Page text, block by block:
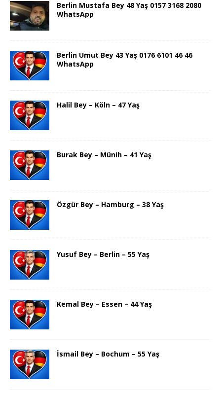
Berlin Mustafa Bey 48 Yaş 0157 3168 2080
WhatsApp
Berlin Umut Bey 43 Yaş 0176 6101 46 46
WhatsApp
Halil Bey – Köln – 47 Yaş
Burak Bey – Münih – 41 Yaş
Özgür Bey – Hamburg – 38 Yaş
Yusuf Bey – Berlin – 55 Yaş
Kemal Bey – Essen – 44 Yaş
İsmail Bey – Bochum – 55 Yaş